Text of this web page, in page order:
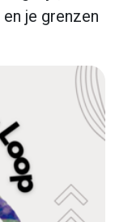
je grenzen